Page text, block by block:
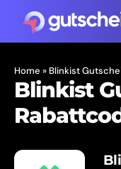
Blinkist
Home » Blinkist